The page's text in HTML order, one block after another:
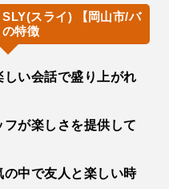
スライ) 【岡山市/バ
の特徴
しい会話で盛り上がれ
フが楽しさを提供して
の中で友人と楽しい時